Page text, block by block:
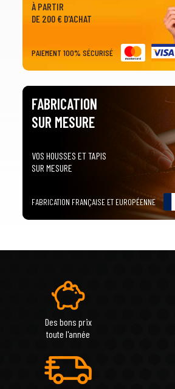
À PARTIR
DE 200 € D'ACHAT
PAIEMENT 100% SÉCURISÉ
FABRICATION
SUR MESURE
VOS HOUSSES ET TAPIS
SUR MESURE
FABRICATION FRANÇAISE ET EUROPÉENNE
Des bons prix
toute l'année